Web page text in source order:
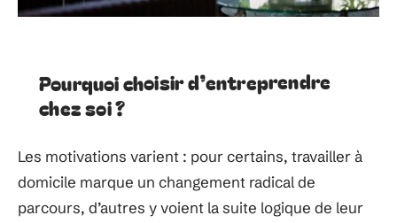
Pourquoi choisir d’entreprendre
chez soi ?
Les motivations varient : pour certains, travailler à
domicile marque un changement radical de
parcours, d’autres y voient la suite logique de leur